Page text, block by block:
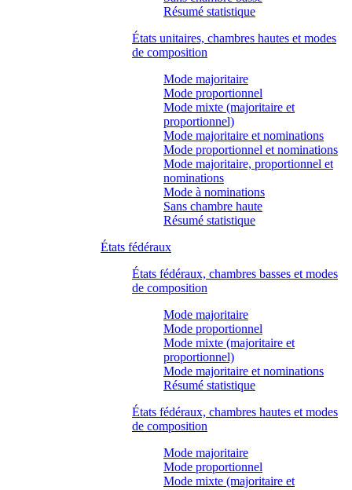
Résumé statistique
États unitaires, chambres hautes et modes
de composition
Mode majoritaire
Mode proportionnel
Mode mixte (majoritaire et
proportionnel)
Mode majoritaire et nominations
Mode proportionnel et nominations
Mode majoritaire, proportionnel et
nominations
Mode à nominations
Sans chambre haute
Résumé statistique
États fédéraux
États fédéraux, chambres basses et modes
de composition
Mode majoritaire
Mode proportionnel
Mode mixte (majoritaire et
proportionnel)
Mode majoritaire et nominations
Résumé statistique
États fédéraux, chambres hautes et modes
de composition
Mode majoritaire
Mode proportionnel
Mode mixte (majoritaire et